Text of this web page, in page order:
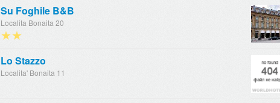
Su Foghile B&B
Localita Bonaita 20
★★
Lo Stazzo
Localita' Bonaita 11